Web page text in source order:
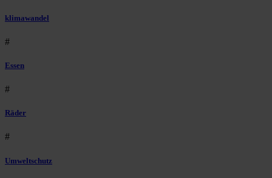
klimawandel
#
Essen
#
Räder
#
Umweltschutz